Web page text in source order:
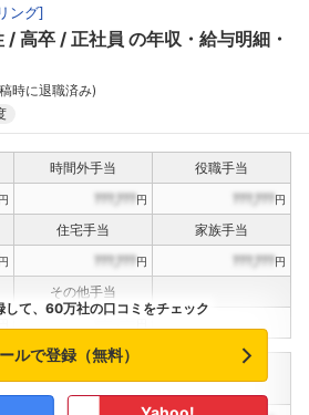
ング]
高卒 正社員 の年収・給与明細・
時に退職済み)
時間外手当
役職手当
円 ???,???円 ???,???円
住宅手当
家族手当
円 ???,???円 ???,???円
その他手当
インセンティブ賞与
決算賞与
して、60万社の口コミをチェック
ルで登録（無料）